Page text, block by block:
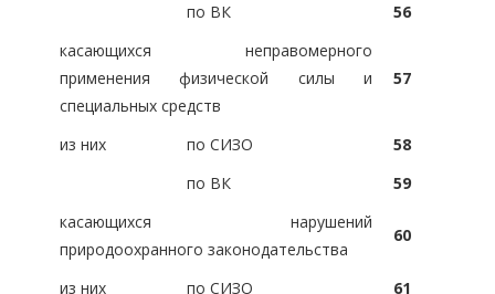
по ВК
56
касающихся неправомерного
применения физической силы и
специальных средств
57
из них по СИЗО
58
по ВК
59
касающихся нарушений
природоохранного законодательства
60
из них по СИЗО
61